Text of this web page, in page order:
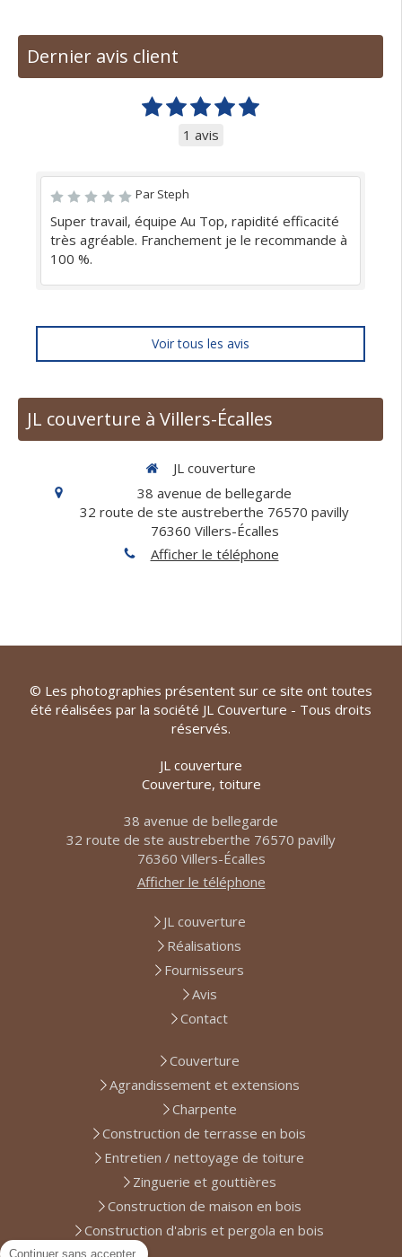
Dernier avis client
1 avis
Par Steph
Super travail, équipe Au Top, rapidité efficacité
très agréable. Franchement je le recommande à
100 %.
Voir tous les avis
JL couverture à Villers-Écalles
JL couverture
38 avenue de bellegarde
32 route de ste austreberthe 76570 pavilly
76360 Villers-Écalles
Afficher le téléphone
© Les photographies présentent sur ce site ont toutes
été réalisées par la société JL Couverture - Tous droits
réservés.
JL couverture
Couverture, toiture
38 avenue de bellegarde
32 route de ste austreberthe 76570 pavilly
76360 Villers-Écalles
Afficher le téléphone
JL couverture
Réalisations
Fournisseurs
Avis
Contact
Couverture
Agrandissement et extensions
Charpente
Construction de terrasse en bois
Entretien / nettoyage de toiture
Zinguerie et gouttières
Construction de maison en bois
Construction d'abris et pergola en bois
Continuer sans accepter